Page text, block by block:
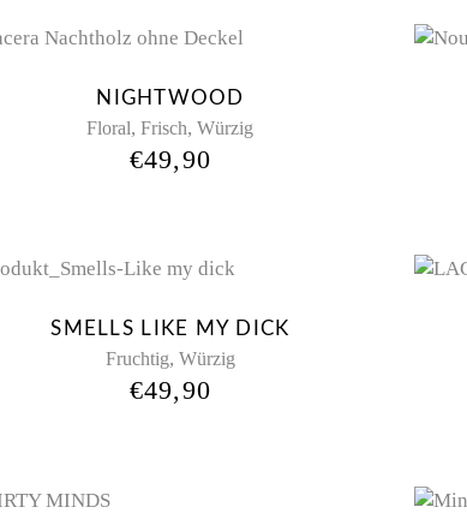
NIGHTWOOD
Floral,Frisch,Würzig
€49,90
SMELLS LIKE MY DICK
Fruchtig, Würzig
€49,90